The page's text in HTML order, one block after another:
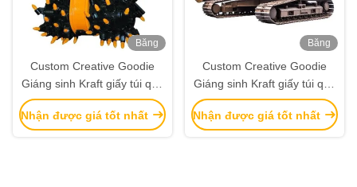
Băng
Custom Creative Goodie
Giáng sinh Kraft giấy túi quà
với logo của riêng bạn cho
Xmas Party trang trí
Nhận được giá tốt nhất
Băng
Custom Creative Goodie
Giáng sinh Kraft giấy túi quà
với logo của riêng bạn cho
Xmas Party trang trí
Nhận được giá tốt nhất